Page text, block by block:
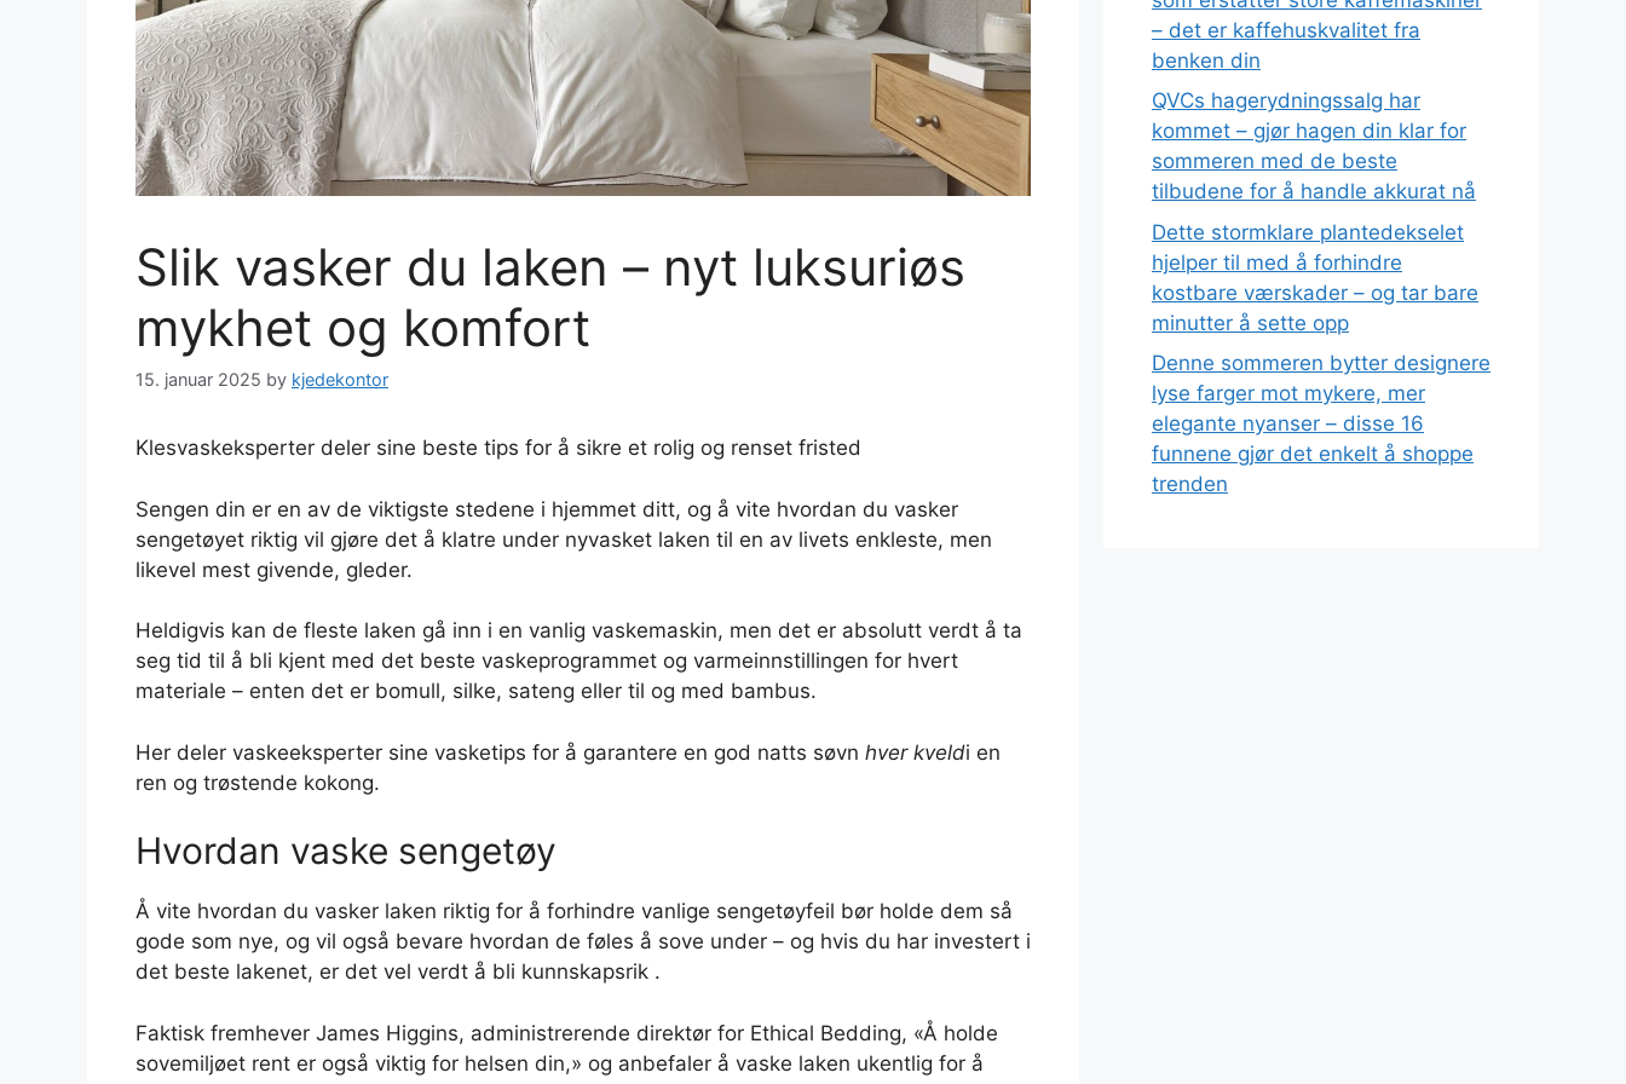
Slik vasker du laken – nyt luksuriøs
mykhet og komfort
15. januar 2025 by kjedekontor
Klesvaskeksperter deler sine beste tips for å sikre et rolig og renset fristed
Sengen din er en av de viktigste stedene i hjemmet ditt, og å vite hvordan du vasker
sengetøyet riktig vil gjøre det å klatre under nyvasket laken til en av livets enkleste, men
likevel mest givende, gleder.
Heldigvis kan de fleste laken gå inn i en vanlig vaskemaskin, men det er absolutt verdt å ta
seg tid til å bli kjent med det beste vaskeprogrammet og varmeinnstillingen for hvert
materiale – enten det er bomull, silke, sateng eller til og med bambus.
Her deler vaskeeksperter sine vasketips for å garantere en god natts søvn hver kveldi en
ren og trøstende kokong.
Hvordan vaske sengetøy
Å vite hvordan du vasker laken riktig for å forhindre vanlige sengetøyfeil bør holde dem så
gode som nye, og vil også bevare hvordan de føles å sove under – og hvis du har investert i
det beste lakenet, er det vel verdt å bli kunnskapsrik .
Faktisk fremhever James Higgins, administrerende direktør for Ethical Bedding, «Å holde
sovemiljøet rent er også viktig for helsen din,» og anbefaler å vaske laken ukentlig for å
– det er kaffehuskvalitet fra
benken din
QVCs hagerydningssalg har
kommet – gjør hagen din klar for
sommeren med de beste
tilbudene for å handle akkurat nå
Dette stormklare plantedekselet
hjelper til med å forhindre
kostbare værskader – og tar bare
minutter å sette opp
Denne sommeren bytter designere
lyse farger mot mykere, mer
elegante nyanser – disse 16
funnene gjør det enkelt å shoppe
trenden